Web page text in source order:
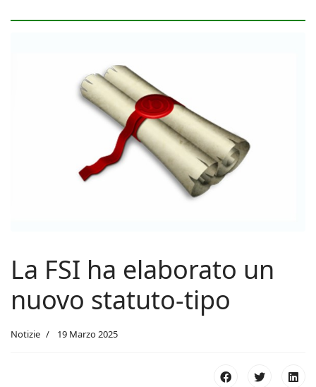
La FSI ha elaborato un
nuovo statuto-tipo
Notizie 19 Marzo 2025